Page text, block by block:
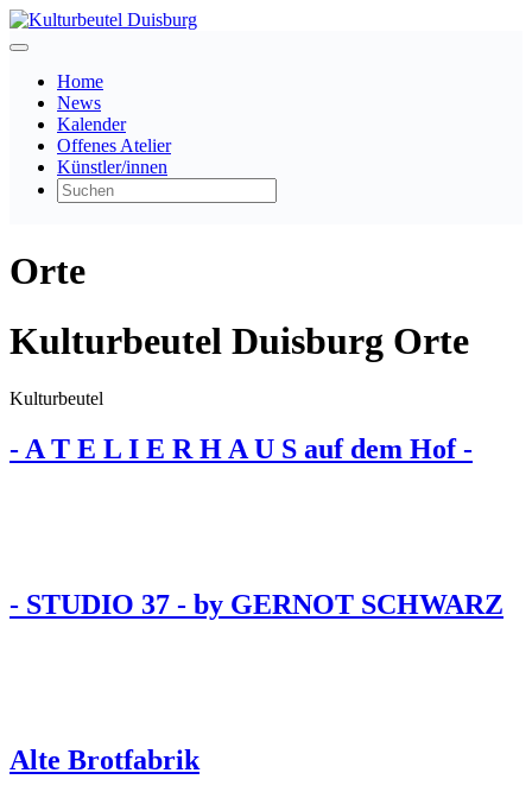
Home
News
Kalender
Offenes Atelier
Künstler/innen
Orte
Kulturbeutel Duisburg Orte
Kulturbeutel
- A T E L I E R H A U S auf dem Hof -
- STUDIO 37 - by GERNOT SCHWARZ
Alte Brotfabrik